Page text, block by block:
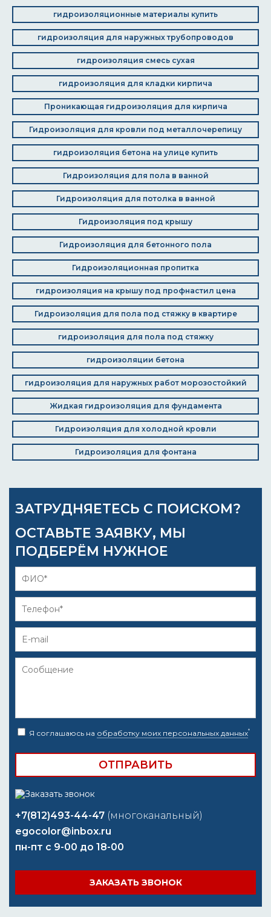
гидроизоляционные материалы купить
гидроизоляция для наружных трубопроводов
гидроизоляция смесь сухая
гидроизоляция для кладки кирпича
Проникающая гидроизоляция для кирпича
Гидроизоляция для кровли под металлочерепицу
гидроизоляция бетона на улице купить
Гидроизоляция для пола в ванной
Гидроизоляция для потолка в ванной
Гидроизоляция под крышу
Гидроизоляция для бетонного пола
Гидроизоляционная пропитка
гидроизоляция на крышу под профнастил цена
Гидроизоляция для пола под стяжку в квартире
гидроизоляция для пола под стяжку
гидроизоляции бетона
гидроизоляция для наружных работ морозостойкий
Жидкая гидроизоляция для фундамента
Гидроизоляция для холодной кровли
Гидроизоляция для фонтана
ЗАТРУДНЯЕТЕСЬ С ПОИСКОМ?
ОСТАВЬТЕ ЗАЯВКУ, МЫ
ПОДБЕРЁМ НУЖНОЕ
Я соглашаюсь на обработку моих персональных данных*
+7(812)493-44-47 (многоканальный)
egocolor@inbox.ru
пн-пт с 9-00 до 18-00
ЗАКАЗАТЬ ЗВОНОК